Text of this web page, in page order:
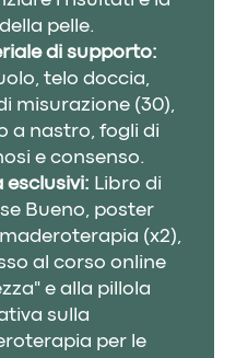
pelle.
di supporto:
telo doccia,
misurazione (30),
a nastro, fogli di
e consenso.
esclusivi: Libro di
Bueno, poster
(x2),
al corso online
e alla pillola
sulla
per le